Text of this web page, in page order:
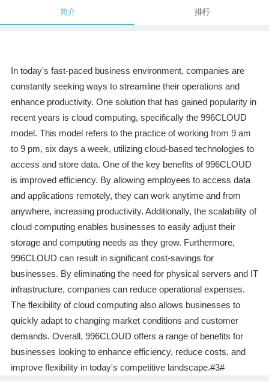
简介 排行
In today's fast-paced business environment, companies are
constantly seeking ways to streamline their operations and
enhance productivity. One solution that has gained popularity in
recent years is cloud computing, specifically the 996CLOUD
model. This model refers to the practice of working from 9 am
to 9 pm, six days a week, utilizing cloud-based technologies to
access and store data. One of the key benefits of 996CLOUD
is improved efficiency. By allowing employees to access data
and applications remotely, they can work anytime and from
anywhere, increasing productivity. Additionally, the scalability of
cloud computing enables businesses to easily adjust their
storage and computing needs as they grow. Furthermore,
996CLOUD can result in significant cost-savings for
businesses. By eliminating the need for physical servers and IT
infrastructure, companies can reduce operational expenses.
The flexibility of cloud computing also allows businesses to
quickly adapt to changing market conditions and customer
demands. Overall, 996CLOUD offers a range of benefits for
businesses looking to enhance efficiency, reduce costs, and
improve flexibility in today's competitive landscape.#3#